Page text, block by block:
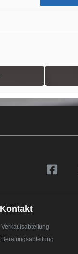
Kontakt
Verkaufsabteilung
Beratungsabteilung